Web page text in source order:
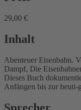
29,00 €
Inhalt
Abenteuer Eisenbahn.
Dampf, Die
Dieses Buch
Anfängen bis zur heuti-
Sprecher